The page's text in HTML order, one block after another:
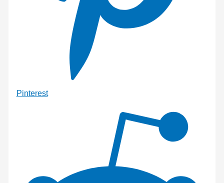
Pinterest